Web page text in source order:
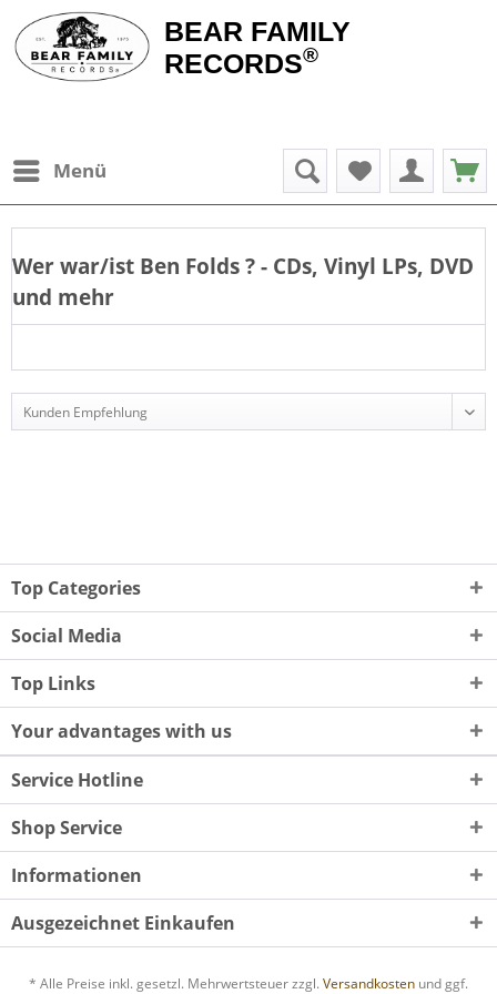
BEAR FAMILY
RECORDS®
Menü
Wer war/ist Ben Folds? - CDs, Vinyl LPs, DVD
und mehr
Top Categories
Social Media
Top Links
Your advantages with us
Service Hotline
Shop Service
Informationen
Ausgezeichnet Einkaufen
* Alle Preise inkl. gesetzl. Mehrwertsteuer zzgl. Versandkosten und ggf.